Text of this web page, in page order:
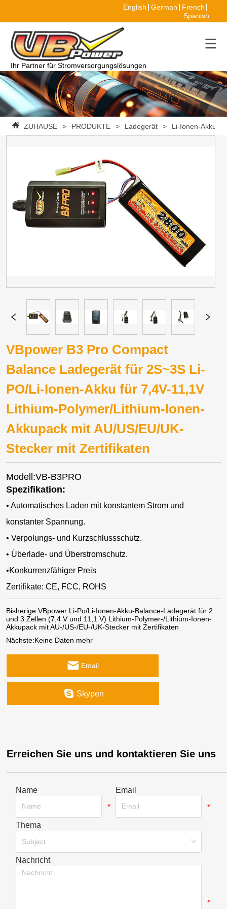
English German
French
Spanish
Ihr Partner für Stromversorgungslösungen
ZUHAUSE > PRODUKTE > Ladegerät > Li-Ionen-
VBpower B3 Pro Compact
Balance Ladegerät für 2S~3S Li-
PO/Li-Ionen-Akku für 7,4V-11,1V
Lithium-Polymer/Lithium-Ionen-
Akkupack mit AU/US/EU/UK-
Stecker mit Zertifikaten
Modell:VB-B3PRO
Spezifikation:
• Automatisches Laden mit konstantem Strom und
konstanter Spannung.
• Verpolungs- und Kurzschlussschutz.
• Überlade- und Überstromschutz.
•Konkurrenzfähiger Preis
Zertifikate: CE, FCC, ROHS
Bisherige:VBpower Li-Po/Li-Ionen-Akku-Balance-Ladegerät für 2
und 3 Zellen (7,4 V und 11,1 V) Lithium-Polymer-/Lithium-Ionen-
Akkupack mit AU-/US-/EU-/UK-Stecker mit Zertifikaten
Nächste:Keine Daten mehr
Email
Skypen
Erreichen Sie uns und kontaktieren Sie uns
Name
*
Email
*
Thema
Subject
Nachricht
*